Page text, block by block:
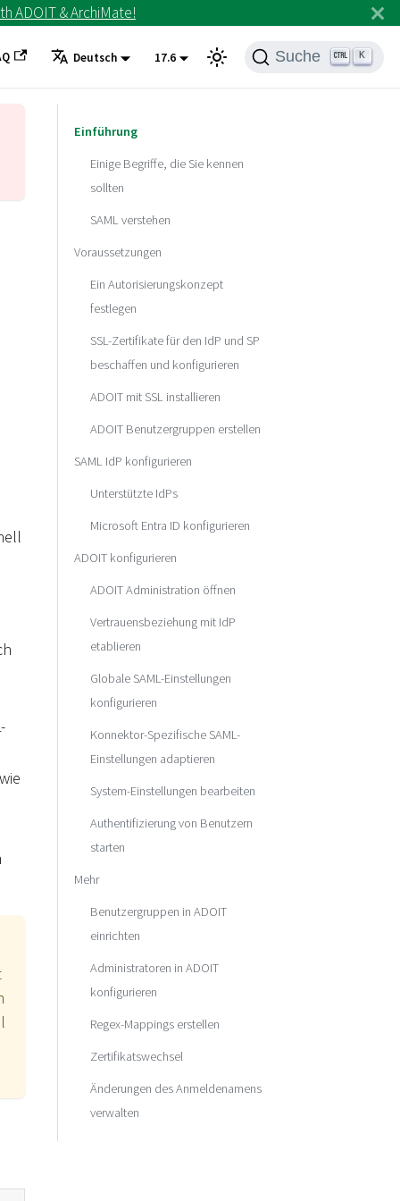
ADOIT & ArchiMate!
Deutsch 17.6 Suche K
Einführung
Einige Begriffe, die Sie kennen
sollten
SAML verstehen
Voraussetzungen
Ein Autorisierungskonzept
festlegen
SSL-Zertifikate für den IdP und SP
beschaffen und konfigurieren
ADOIT mit SSL installieren
ADOIT Benutzergruppen erstellen
SAML IdP konfigurieren
Unterstützte IdPs
Microsoft Entra ID konfigurieren
ADOIT konfigurieren
ADOIT Administration öffnen
Vertrauensbeziehung mit IdP
etablieren
Globale SAML-Einstellungen
konfigurieren
Konnektor-Spezifische SAML-
Einstellungen adaptieren
System-Einstellungen bearbeiten
Authentifizierung von Benutzern
starten
Mehr
Benutzergruppen in ADOIT
einrichten
Administratoren in ADOIT
konfigurieren
Regex-Mappings erstellen
Zertifikatswechsel
Änderungen des Anmeldenamens
verwalten